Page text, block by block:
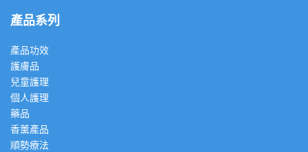
產品系列
產品功效
護膚品
兒童護理
個人護理
藥品
香薰產品
順勢療法